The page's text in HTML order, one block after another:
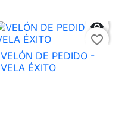

favorite_border
VELÓN DE PEDIDO -
VELA ÉXITO